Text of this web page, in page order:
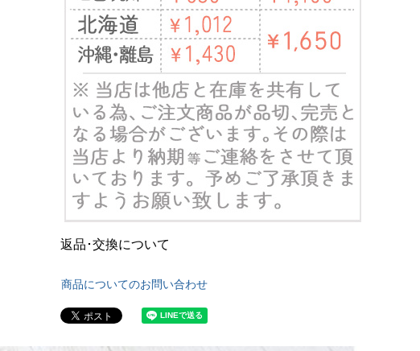
返品･交換について
商品についてのお問い合わせ